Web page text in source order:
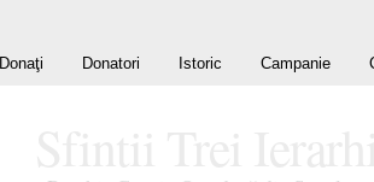
Donaţi Donatori Istoric Campanie